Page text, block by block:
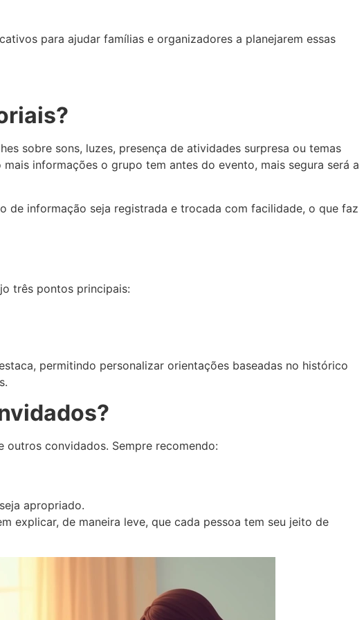
para ajudar famílias e organizadores a planejarem essas
sobre sons, luzes, presença de atividades surpresa ou temas
informações o grupo tem antes do evento, mais segura será a
de informação seja registrada e trocada com facilidade, o que faz
três pontos principais:
permitindo personalizar orientações baseadas no histórico
convidados. Sempre recomendo:
apropriado.
explicar, de maneira leve, que cada pessoa tem seu jeito de